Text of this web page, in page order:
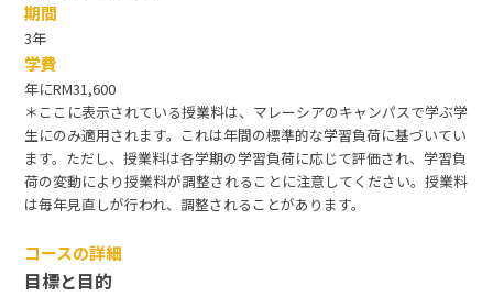
期間
3年
学費
年にRM31,600
＊ここに表示されている授業料は、マレーシアのキャンパスで学ぶ学
生にのみ適用されます。これは年間の標準的な学習負荷に基づいてい
ます。ただし、授業料は各学期の学習負荷に応じて評価され、学習負
荷の変動により授業料が調整されることに注意してください。授業料
は毎年見直しが行われ、調整されることがあります。
コースの詳細
目標と目的